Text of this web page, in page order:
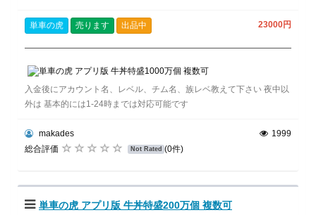
単車の虎 売ります 出品中 23000円
入金後にアカウント名、レベル、チム名、族レベ教えて下さい 夜中以
外は 基本的には1-24時までは対応可能です
makades
総合評価
Not Rated (0件)
1999
単車の虎 アプリ版 牛丼特盛200万個 複数可